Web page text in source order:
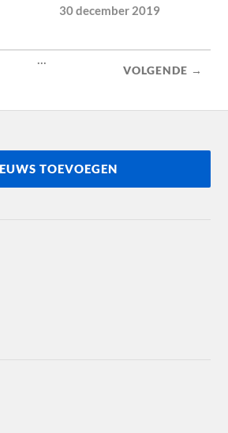
30 december 2019
...
VOLGENDE →
TOEVOEGEN